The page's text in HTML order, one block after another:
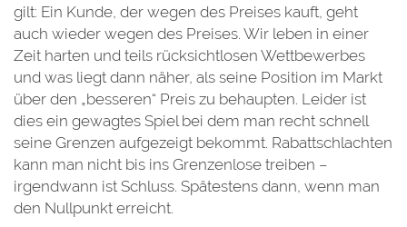
gilt: Ein Kunde, der wegen des Preises kauft, geht
auch wieder wegen des Preises. Wir leben in einer
Zeit harten und teils rücksichtlosen Wettbewerbes
und was liegt dann näher, als seine Position im Markt
über den „besseren“ Preis zu behaupten. Leider ist
dies ein gewagtes Spiel bei dem man recht schnell
seine Grenzen aufgezeigt bekommt. Rabattschlachten
kann man nicht bis ins Grenzenlose treiben –
irgendwann ist Schluss. Spätestens dann, wenn man
den Nullpunkt erreicht.